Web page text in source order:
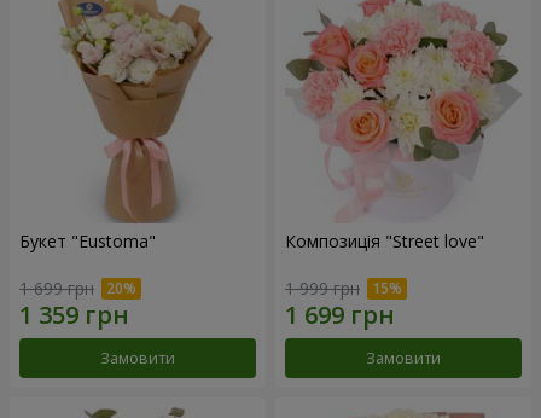
Букет "Eustoma"
1 699 грн
Замовити
Композиція "Street love"
1 999 грн
Замовити